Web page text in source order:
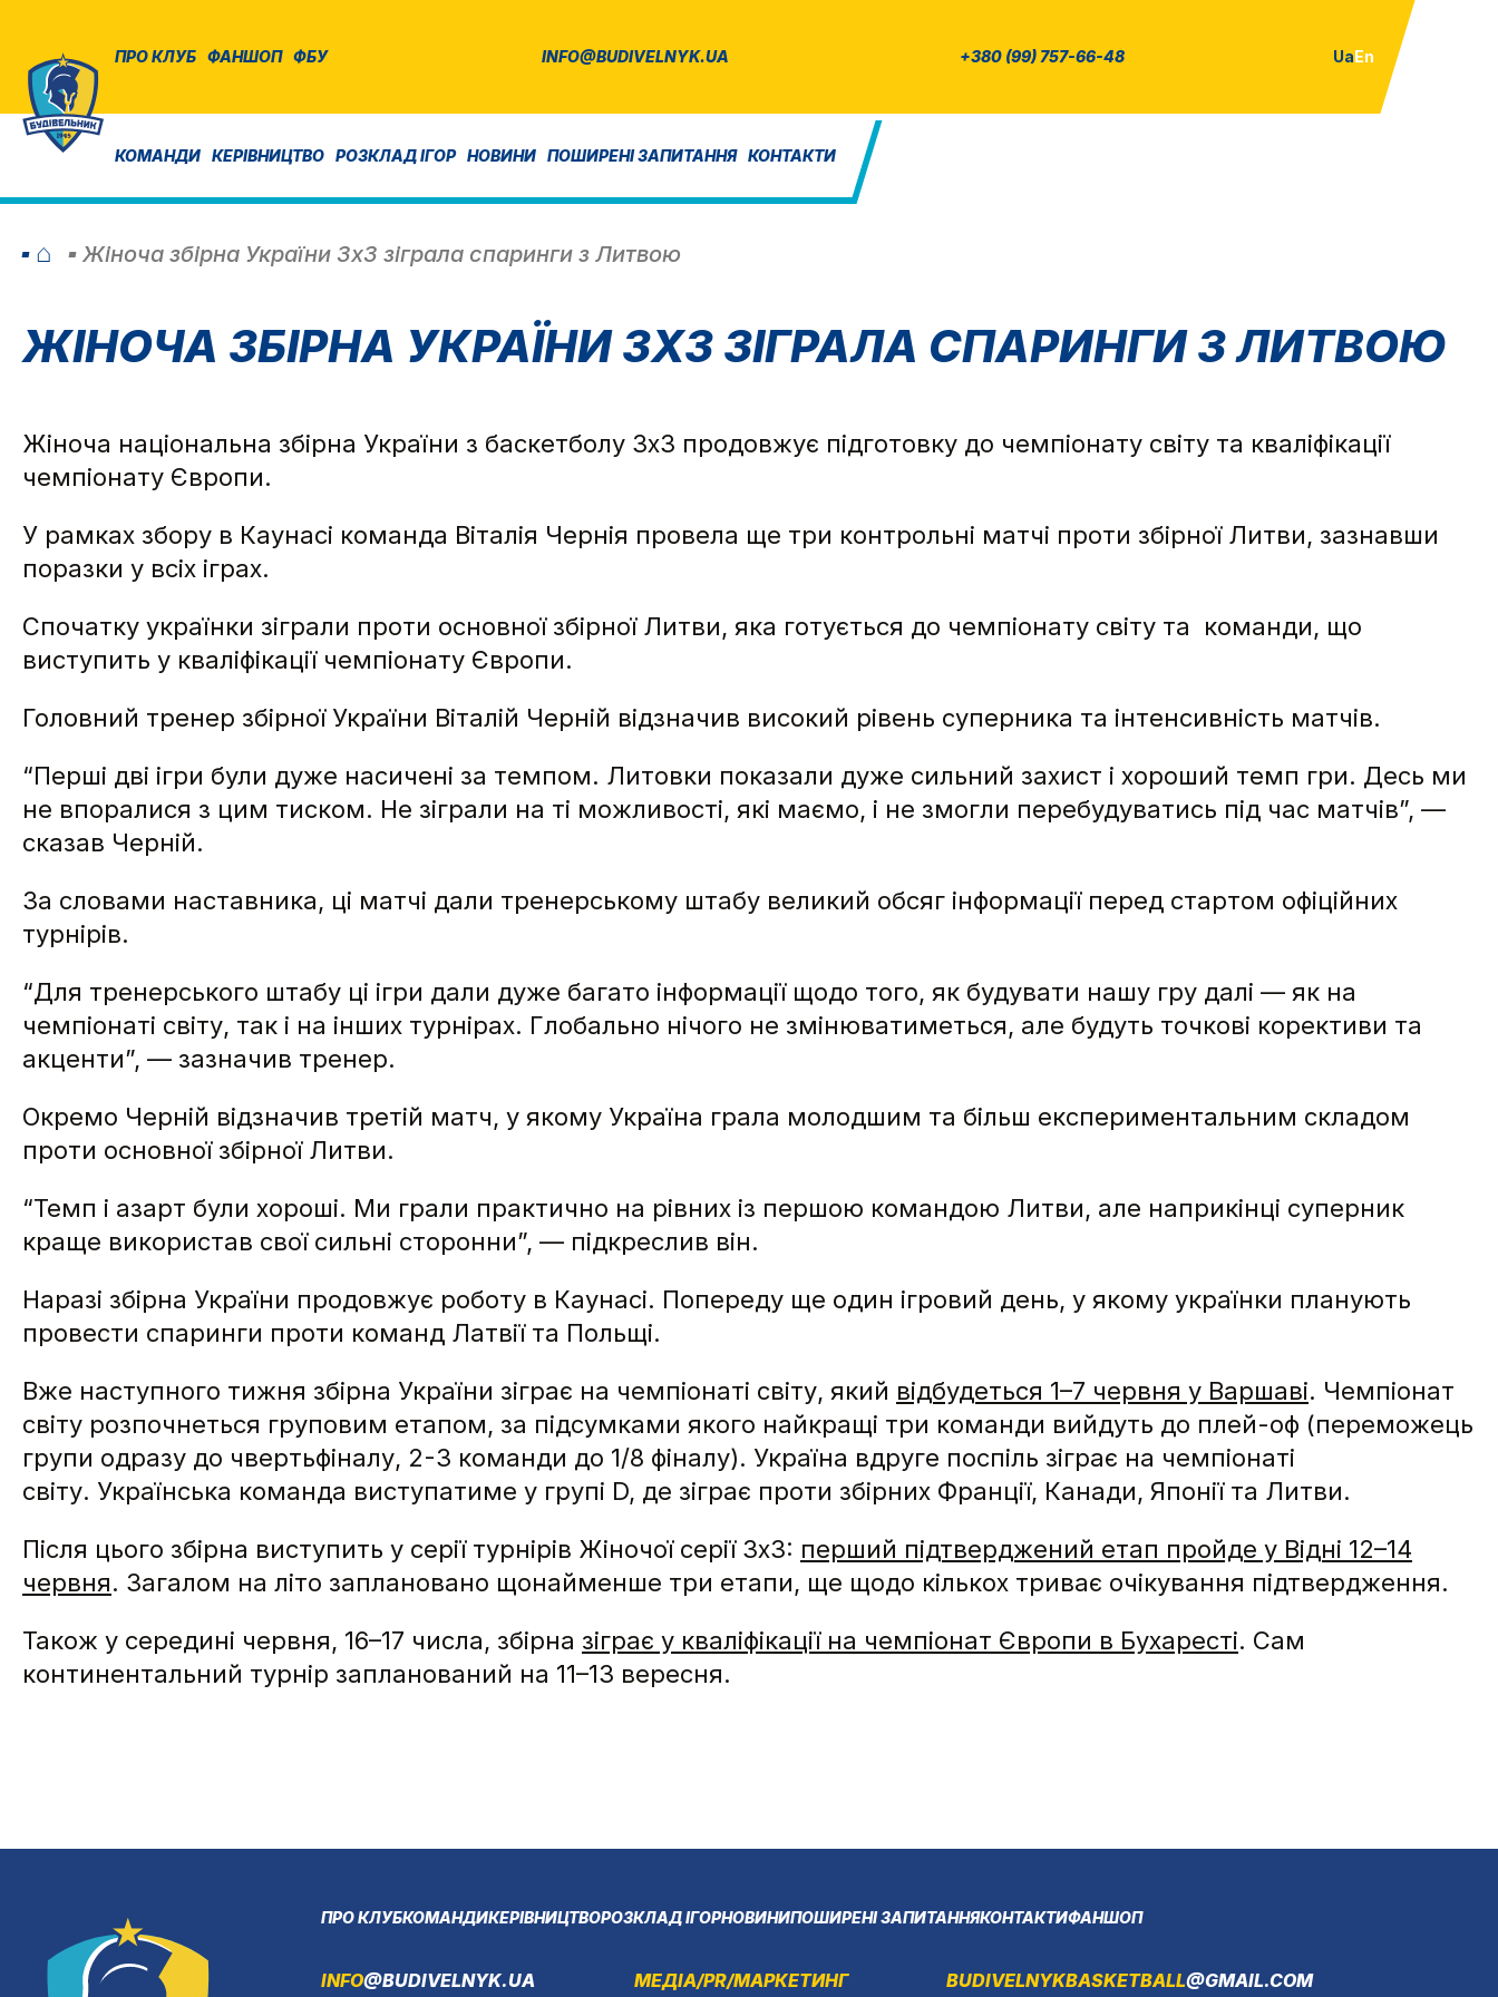
ПРО КЛУБ ФАНШОП ФБУ INFO@BUDIVELNYK.UA +380 (99) 757-66-48 UaEn
КОМАНДИ КЕРІВНИЦТВО РОЗКЛАД ІГОР НОВИНИ ПОШИРЕНІ ЗАПИТАННЯ КОНТАКТИ
⌂ Жіноча збірна України 3х3 зіграла спаринги з Литвою
ЖІНОЧА ЗБІРНА УКРАЇНИ 3Х3 ЗІГРАЛА СПАРИНГИ З ЛИТВОЮ
Жіноча національна збірна України з баскетболу 3х3 продовжує підготовку до чемпіонату світу та кваліфікації
чемпіонату Європи.
У рамках збору в Каунасі команда Віталія Чернія провела ще три контрольні матчі проти збірної Литви, зазнавши
поразки у всіх іграх.
Спочатку українки зіграли проти основної збірної Литви, яка готується до чемпіонату світу та команди, що
виступить у кваліфікації чемпіонату Європи.
Головний тренер збірної України Віталій Черній відзначив високий рівень суперника та інтенсивність матчів.
“Перші дві ігри були дуже насичені за темпом. Литовки показали дуже сильний захист і хороший темп гри. Десь ми
не впоралися з цим тиском. Не зіграли на ті можливості, які маємо, і не змогли перебудуватись під час матчів”, —
сказав Черній.
За словами наставника, ці матчі дали тренерському штабу великий обсяг інформації перед стартом офіційних
турнірів.
“Для тренерського штабу ці ігри дали дуже багато інформації щодо того, як будувати нашу гру далі — як на
чемпіонаті світу, так і на інших турнірах. Глобально нічого не змінюватиметься, але будуть точкові корективи та
акценти”, — зазначив тренер.
Окремо Черній відзначив третій матч, у якому Україна грала молодшим та більш експериментальним складом
проти основної збірної Литви.
“Темп і азарт були хороші. Ми грали практично на рівних із першою командою Литви, але наприкінці суперник
краще використав свої сильні сторонни”, — підкреслив він.
Наразі збірна України продовжує роботу в Каунасі. Попереду ще один ігровий день, у якому українки планують
провести спаринги проти команд Латвії та Польщі.
Вже наступного тижня збірна України зіграє на чемпіонаті світу, який відбудеться 1–7 червня у Варшаві. Чемпіонат
світу розпочнеться груповим етапом, за підсумками якого найкращі три команди вийдуть до плей-оф (переможець
групи одразу до чвертьфіналу, 2-3 команди до 1/8 фіналу). Україна вдруге поспіль зіграє на чемпіонаті
світу. Українська команда виступатиме у групі D, де зіграє проти збірних Франції, Канади, Японії та Литви.
Після цього збірна виступить у серії турнірів Жіночої серії 3х3: перший підтверджений етап пройде у Відні 12–14
червня. Загалом на літо заплановано щонайменше три етапи, ще щодо кількох триває очікування підтвердження.
Також у середині червня, 16–17 числа, збірна зіграє у кваліфікації на чемпіонат Європи в Бухаресті. Сам
континентальний турнір запланований на 11–13 вересня.
ПРО КЛУБКОМАНДИКЕРІВНИЦТВОРОЗКЛАД ІГОРНОВИНИПОШИРЕНІ ЗАПИТАННЯКОНТАКТИФАНШОП
INFO@BUDIVELNYK.UA МЕДІА/PR/МАРКЕТИНГ BUDIVELNYKBASKETBALL@GMAIL.COM